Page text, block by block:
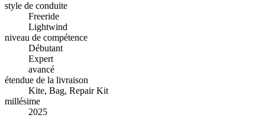
style de conduite
Freeride
Lightwind
niveau de compétence
Débutant
Expert
avancé
étendue de la livraison
Kite, Bag, Repair Kit
millésime
2025